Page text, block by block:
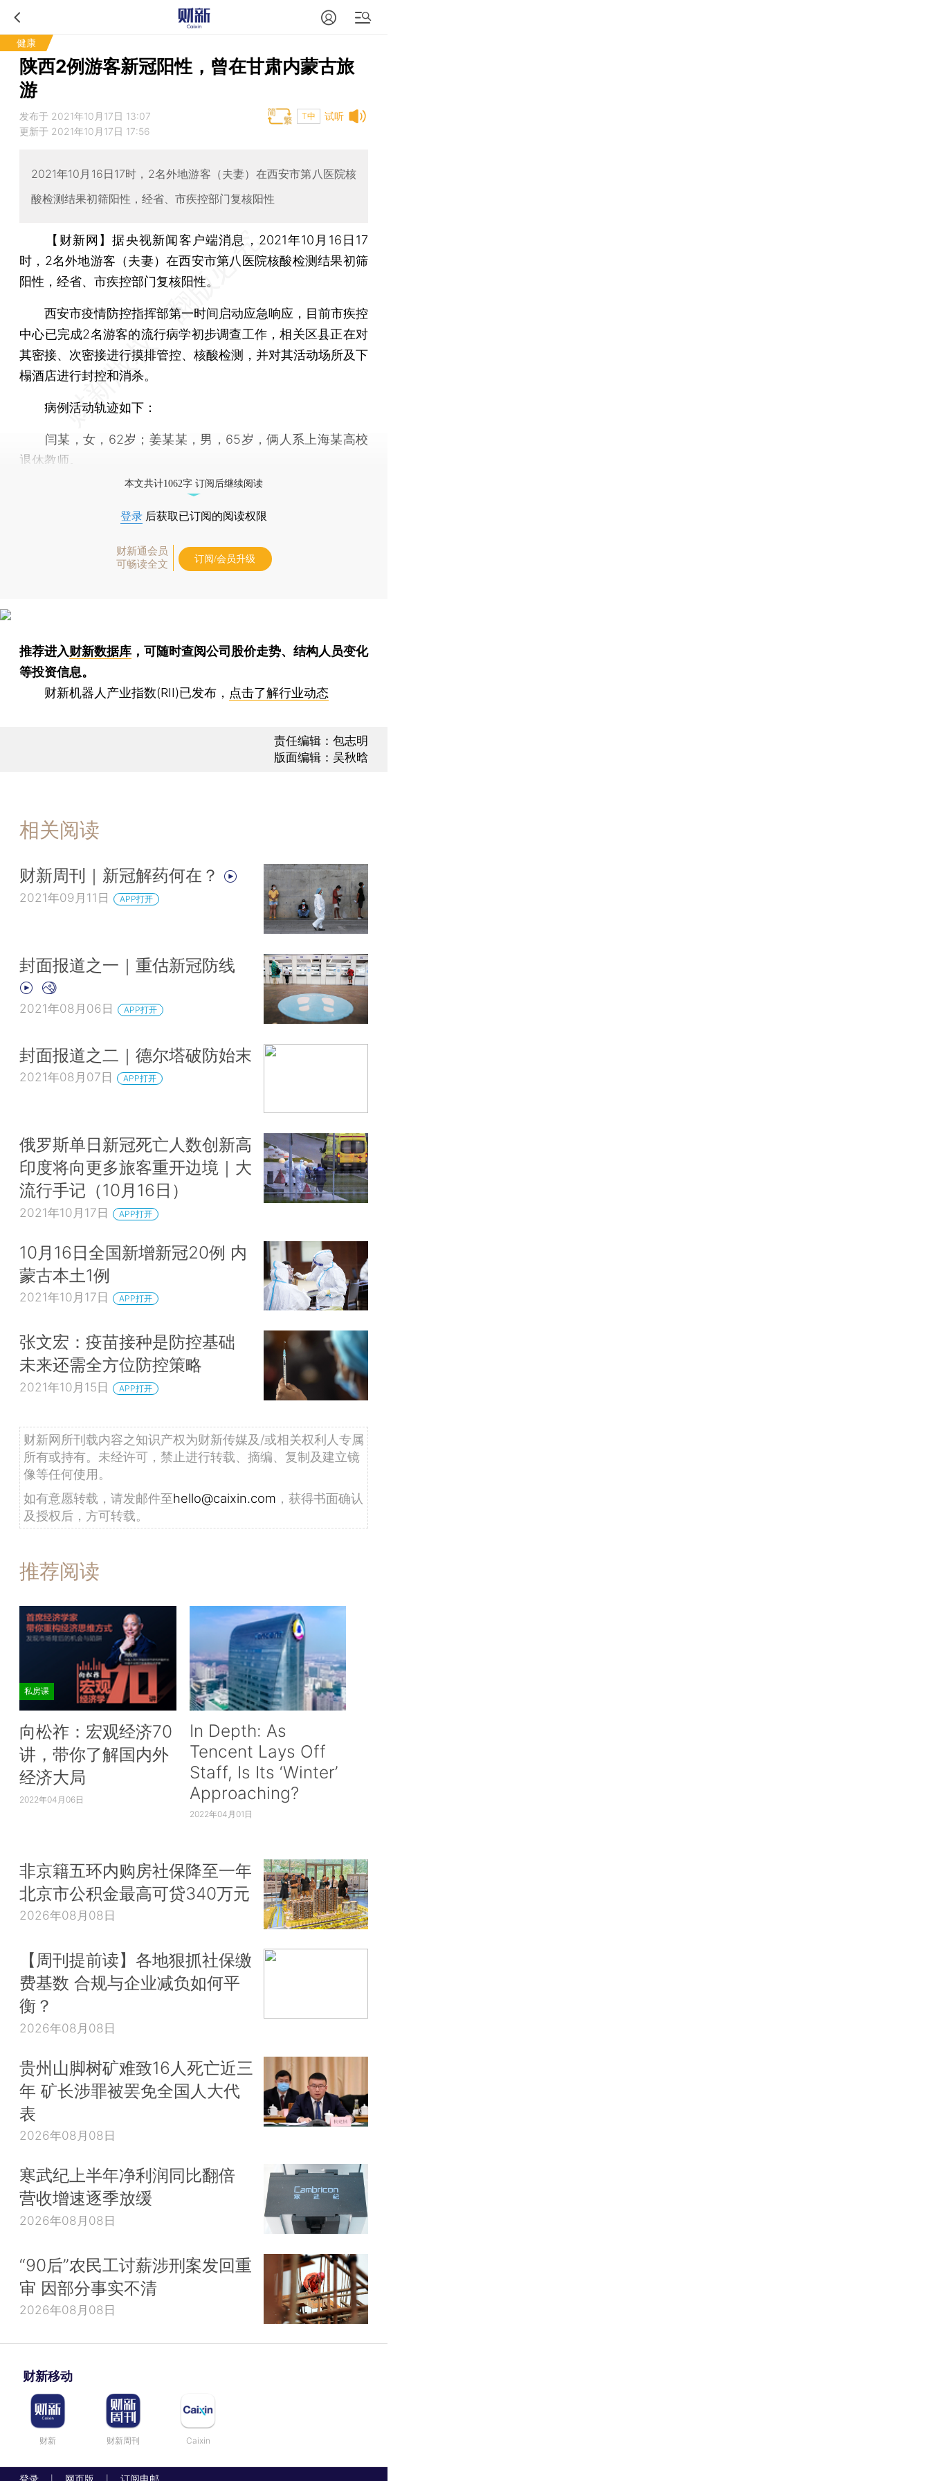
健康
陕西2例游客新冠阳性，曾在甘肃内蒙古旅
游
试听
发布于 2021年10月17日 13:07
更新于 2021年10月17日 17:56
T中
2021年10月16日17时，2名外地游客（夫妻）在西安市第八医院核
酸检测结果初筛阳性，经省、市疾控部门复核阳性
【财新网】据央视新闻客户端消息，2021年10月16日17
时，2名外地游客（夫妻）在西安市第八医院核酸检测结果初筛
阳性，经省、市疾控部门复核阳性。
西安市疫情防控指挥部第一时间启动应急响应，目前市疾控
中心已完成2名游客的流行病学初步调查工作，相关区县正在对
其密接、次密接进行摸排管控、核酸检测，并对其活动场所及下
榻酒店进行封控和消杀。
病例活动轨迹如下：
闫某，女，62岁；姜某某，男，65岁，俩人系上海某高校
退休教师。
本文共计1062字 订阅后继续阅读
登录 后获取已订阅的阅读权限
财新通会员
可畅读全文
订阅/会员升级
推荐进入财新数据库 ，可随时查阅公司股价走势、结构人员变化
等投资信息。
财新机器人产业指数(RII)已发布， 点击了解行业动态
责任编辑：包志明
版面编辑：吴秋晗
相关阅读
财新周刊｜新冠解药何在？
2021年09月11日 APP打开
封面报道之一｜重估新冠防线
2021年08月06日 APP打开
封面报道之二｜德尔塔破防始末
2021年08月07日 APP打开
俄罗斯单日新冠死亡人数创新高
印度将向更多旅客重开边境｜大
流行手记（10月16日）
2021年10月17日 APP打开
10月16日全国新增新冠20例 内
蒙古本土1例
2021年10月17日 APP打开
张文宏：疫苗接种是防控基础
未来还需全方位防控策略
2021年10月15日 APP打开
财新网所刊载内容之知识产权为财新传媒及/或相关权利人专属
所有或持有。未经许可，禁止进行转载、摘编、复制及建立镜
像等任何使用。
如有意愿转载，请发邮件至hello@caixin.com ，获得书面确认
及授权后，方可转载。
推荐阅读
私房课
向松祚：宏观经济70
讲，带你了解国内外
经济大局
2022年04月06日
In Depth: As
Tencent Lays Off
Staff, Is Its ‘Winter’
Approaching?
2022年04月01日
非京籍五环内购房社保降至一年
北京市公积金最高可贷340万元
2026年08月08日
【周刊提前读】各地狠抓社保缴
费基数 合规与企业减负如何平
衡？
2026年08月08日
贵州山脚树矿难致16人死亡近三
年 矿长涉罪被罢免全国人大代
表
2026年08月08日
寒武纪上半年净利润同比翻倍
营收增速逐季放缓
2026年08月08日
“90后”农民工讨薪涉刑案发回重
审 因部分事实不清
2026年08月08日
财新移动
财新 财新周刊 Caixin